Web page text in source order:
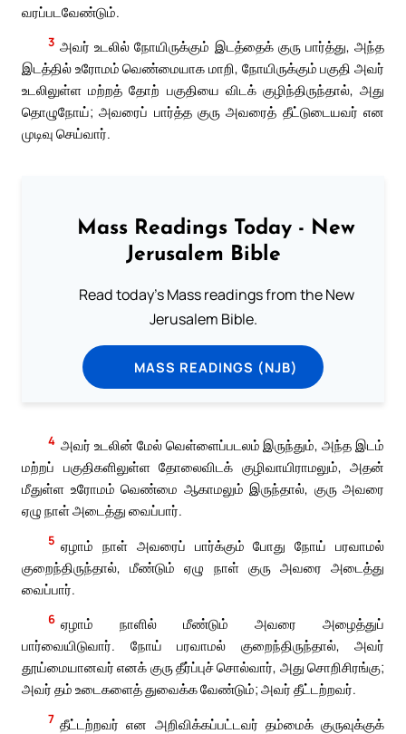
வரப்படவேண்டும்.
3 அவர் உடலில் நோயிருக்கும் இடத்தைக் குரு பார்த்து, அந்த
இடத்தில் உரோமம் வெண்மையாக மாறி, நோயிருக்கும் பகுதி அவர்
உடலிலுள்ள மற்றத் தோற் பகுதியை விடக் குழிந்திருந்தால், அது
தொழுநோய்; அவரைப் பார்த்த குரு அவரைத் தீட்டுடையவர் என
முடிவு செய்வார்.
Mass Readings Today - New
Jerusalem Bible
Read today's Mass readings from the New
Jerusalem Bible.
MASS READINGS (NJB)
4 அவர் உடலின் மேல் வெள்ளைப்படலம் இருந்தும், அந்த இடம்
மற்றப் பகுதிகளிலுள்ள தோலைவிடக் குழிவாயிராமலும், அதன்
மீதுள்ள உரோமம் வெண்மை ஆகாமலும் இருந்தால், குரு அவரை
ஏழு நாள் அடைத்து வைப்பார்.
5 ஏழாம் நாள் அவரைப் பார்க்கும் போது நோய் பரவாமல்
குறைந்திருந்தால், மீண்டும் ஏழு நாள் குரு அவரை அடைத்து
வைப்பார்.
6 ஏழாம் நாளில் மீண்டும் அவரை அழைத்துப்
பார்வையிடுவார். நோய் பரவாமல் குறைந்திருந்தால், அவர்
தூய்மையானவர் எனக் குரு தீர்ப்புச் சொல்வார், அது சொறிசிரங்கு;
அவர் தம் உடைகளைத் துவைக்க வேண்டும்; அவர் தீட்டற்றவர்.
7 தீட்டற்றவர் என அறிவிக்கப்பட்டவர் தம்மைக் குருவுக்குக்